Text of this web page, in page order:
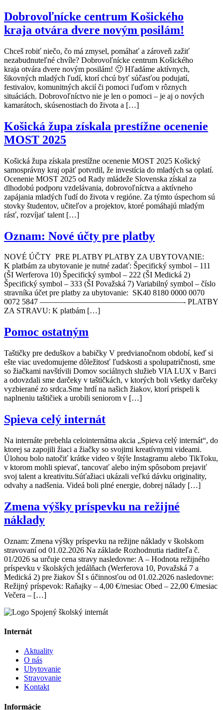
Dobrovoľnícke centrum Košického
kraja otvára dvere novým posilám!
Chceš robiť niečo, čo má zmysel, pomáhať a zároveň zažiť
nezabudnuteľné chvíle? Dobrovoľnícke centrum Košického
kraja otvára dvere novým posilám! 🙂 Hľadáme aktívnych,
šikovných mladých ľudí, ktorí chcú byť súčasťou podujatí,
festivalov, komunitných akcií či pomoci ľuďom v rôznych
situáciách. Dobrovoľníctvo nie je len o pomoci – je aj o nových
kamarátoch, skúsenostiach do života a […]
Košická župa získala prestížne ocenenie
MOST 2025
Košická župa získala prestížne ocenenie MOST 2025 Košický
samosprávny kraj opäť potvrdil, že investícia do mladých sa oplatí.
Ocenenie MOST 2025 od Rady mládeže Slovenska získal za
dlhodobú podporu vzdelávania, dobrovoľníctva a aktívneho
zapájania mladých ľudí do života v regióne. Za týmto úspechom sú
stovky študentov, učiteľov a projektov, ktoré pomáhajú mladým
rásť, rozvíjať talent […]
Oznam: Nové účty pre platby
NOVÉ ÚČTY PRE PLATBY PLATBY ZA UBYTOVANIE:
K platbám za ubytovanie je nutné zadať: Špecifický symbol – 111
(ŠI Werferova 10) Špecifický symbol – 222 (ŠI Medická 2)
Špecifický symbol – 333 (ŠI Považská 7) Variabilný symbol – číslo
stravníka účet pre platby za ubytovanie: SK40 8180 0000 0070
0072 5847 ——————————————————- PLATBY
ZA STRAVU: K platbám […]
Pomoc ostatným
Taštičky pre deduškov a babičky V predvianočnom období, keď si
ešte viac uvedomujeme dôležitosť ľudskosti a spolupatričnosti, sme
so žiačkami navštívili Domov sociálnych služieb VIA LUX v Barci
a odovzdali sme darčeky v taštičkách, v ktorých boli všetky darčeky
vyzbierané zo srdca.Sme hrdí na našich žiakov, ktorí prispeli k
naplneniu taštičiek a urobili seniorom v […]
Spieva celý internát
Na internáte prebehla celointernátna akcia „Spieva celý internát“, do
ktorej sa zapojili žiaci a žiačky so svojimi kreatívnymi videami.
Úlohou bolo natočiť krátke video v štýle Instagramu alebo TikToku,
v ktorom mohli spievať, tancovať alebo iným spôsobom prejaviť
svoj talent a kreativitu.Súťažiaci ukázali veľkú dávku originality,
odvahy a nadšenia. Videá boli plné energie, dobrej nálady […]
Zmena výšky príspevku na režijné
náklady
Oznam: Zmena výšky príspevku na režijne náklady v školskom
stravovaní od 01.02.2026 Na základe Rozhodnutia riaditeľa č.
01/2026 sa určuje cena stravy nasledovne: A – Hodnota režijného
príspevku v školských jedálňach (Werferova 10, Považská 7 a
Medická 2) pre žiakov ŠI s účinnosťou od 01.02.2026 nasledovne:
Režijný príspevok: Raňajky – 4,00 €/mesiac Obed – 22,00 €/mesiac
Večera – […]
Internát
Aktuality
O nás
Ubytovanie
Stravovanie
Kontakt
Informácie